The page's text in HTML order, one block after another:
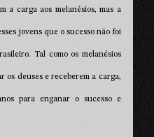
a carga aos melanésios, mas a
jovens que o sucesso não foi
Tal como os melanésios
os deuses e receberem a carga,
para enganar o sucesso e